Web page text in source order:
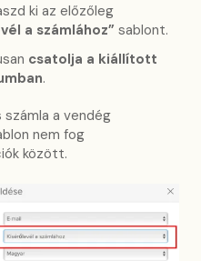
ki az előzőleg
a számlához” sablont.
csatolja a kiállított
.
a vendég
nem fog
között.